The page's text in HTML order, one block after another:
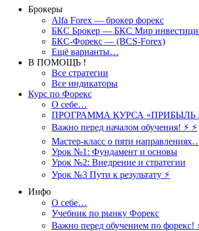
Брокеры
Alfa Forex — брокер форекс
БКС Брокер — БКС Мир
БКС-Форекс — (BCS-Forex)
Ещё варианты…
В ПОМОЩЬ !
Все стратегии
Все индикаторы
Курс по Форекс
О себе…
ПРОГРАММА КУРСА «ПРИБЫЛЬ
Важно перед началом обучения! ⚡ ⚡
Мастер-класс о пяти
Урок №1: Фундамент и основы
Урок №2: Внедрение и стратегии
Урок №3 Пути к результату ⚡️
Инфо
О себе…
Учебник по рынку Форекс
Важно перед обучением по форекс!